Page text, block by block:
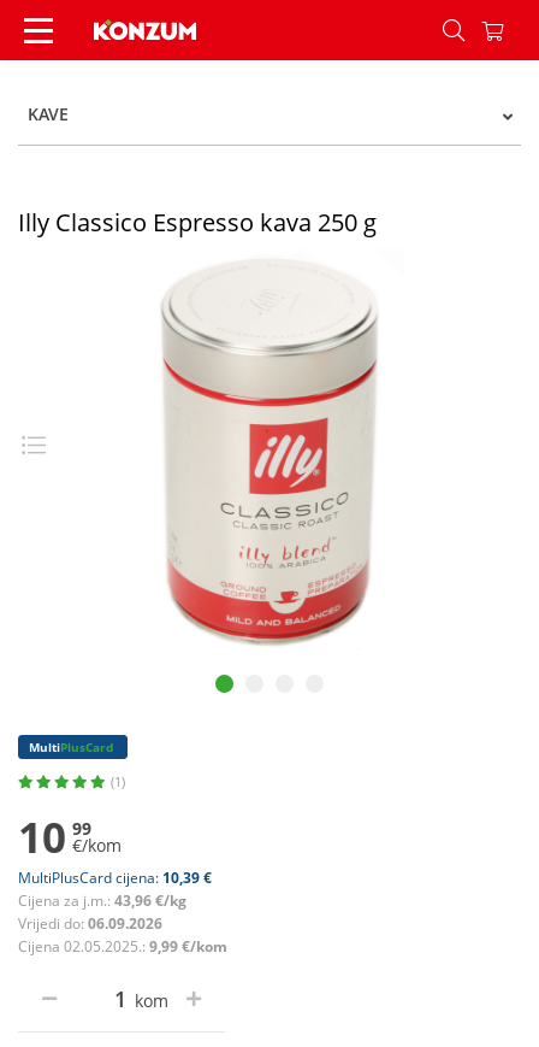
Illy Classico Espresso kava 250 g - Konzum
KAVE
Illy Classico Espresso kava 250 g
MultiPlusCard
(1)
10 99
€/kom
MultiPlusCard cijena: 10,39 €
Cijena za j.m.: 43,96 €/kg
Vrijedi do: 06.09.2026
Cijena 02.05.2025.: 9,99 €/kom
kom